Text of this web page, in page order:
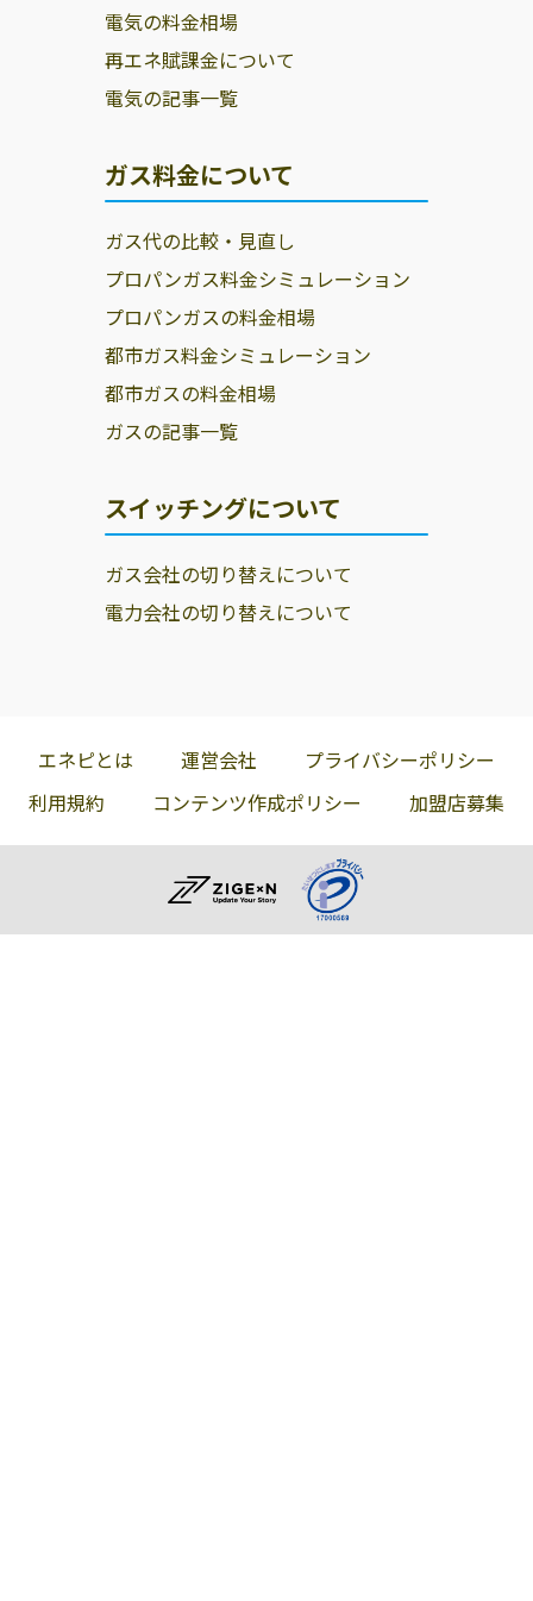
電気の料金相場
再エネ賦課金について
電気の記事一覧
ガス料金について
ガス代の比較・見直し
プロパンガス料金シミュレーション
プロパンガスの料金相場
都市ガス料金シミュレーション
都市ガスの料金相場
ガスの記事一覧
スイッチングについて
ガス会社の切り替えについて
電力会社の切り替えについて
エネピとは 運営会社
プライバシーポリシー
利用規約
コンテンツ作成ポリシー 加盟店募集